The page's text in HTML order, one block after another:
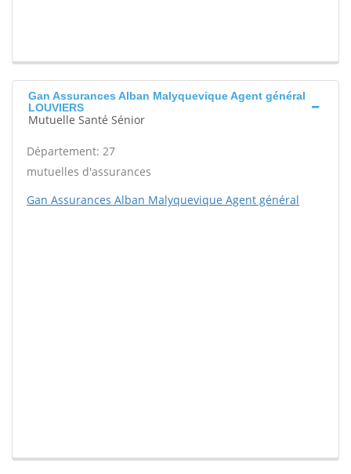
Gan Assurances Alban Malyquevique Agent général
LOUVIERS
Mutuelle Santé Sénior
Département: 27
mutuelles d'assurances
Gan Assurances Alban Malyquevique Agent général